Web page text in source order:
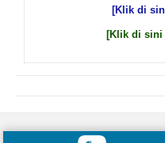
[Klik di
[Klik di sini